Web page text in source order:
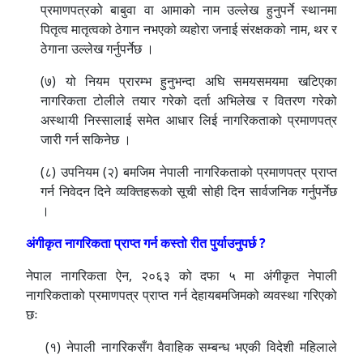
प्रमाणपत्रको बाबुवा वा आमाको नाम उल्लेख हुनुपर्ने स्थानमा
पितृत्व मातृत्वको ठेगान नभएको व्यहोरा जनाई संरक्षकको नाम, थर र
ठेगाना उल्लेख गर्नुपर्नेछ ।
(७) यो नियम प्रारम्भ हुनुभन्दा अघि समयसमयमा खटिएका
नागरिकता टोलीले तयार गरेको दर्ता अभिलेख र वितरण गरेको
अस्थायी निस्सालाई समेत आधार लिई नागरिकताको प्रमाणपत्र
जारी गर्न सकिनेछ ।
(८) उपनियम (२) बमजिम नेपाली नागरिकताको प्रमाणपत्र प्राप्त
गर्न निवेदन दिने व्यक्तिहरूको सूची सोही दिन सार्वजनिक गर्नुपर्नेछ
।
अंगीकृत नागरिकता प्राप्त गर्न कस्तो रीत पुर्याउनुपर्छ ?
नेपाल नागरिकता ऐन, २०६३ को दफा ५ मा अंगीकृत नेपाली
नागरिकताको प्रमाणपत्र प्राप्त गर्न देहायबमजिमको व्यवस्था गरिएको
छः
(१) नेपाली नागरिकसँग वैवाहिक सम्बन्ध भएकी विदेशी महिलाले